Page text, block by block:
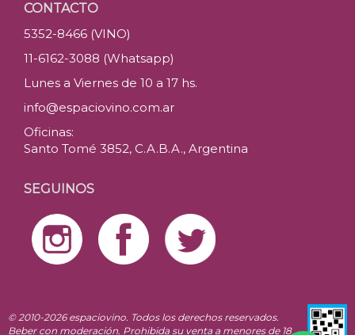
CONTACTO
5352-8466 (VINO)
11-6162-3088 (Whatsapp)
Lunes a Viernes de 10 a 17 hs.
info@espaciovino.com.ar
Oficinas:
Santo Tomé 3852, C.A.B.A., Argentina
SEGUINOS
© 2010-2026 espaciovino. Todos los derechos reservados.
Beber con moderación. Prohibida su venta a menores de 18